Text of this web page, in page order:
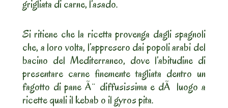
grigliata di carne, l’asado.
Si ritiene che la ricetta provenga dagli spagnoli
che, a loro volta, l’appresero dai popoli arabi del
bacino del Mediterraneo, dove l’abitudine di
presentare carne finemente tagliata dentro un
fagotto di pane Ã¨ diffusissima e dÃ luogo a
ricette quali il kebab o il gyros pita.